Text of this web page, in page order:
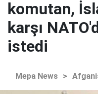
komutan,
karşı
istedi
Mepa News >